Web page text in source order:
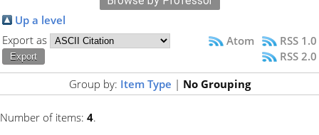
Up a level
Export as
Atom
RSS 1.0
RSS 2.0
Group by: Item Type | No Grouping
Number of items: 4.